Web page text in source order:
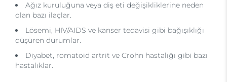
Ağız kuruluğuna veya diş eti değişikliklerine neden
olan bazı ilaçlar.
Lösemi, HIV/AIDS ve kanser tedavisi gibi bağışıklığı
düşüren durumlar.
Diyabet, romatoid artrit ve Crohn hastalığı gibi bazı
hastalıklar.